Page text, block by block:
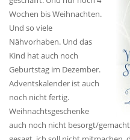
Wochen bis Weihnachten.
Und so viele
Nähvorhaben. Und das
Kind hat auch noch
Geburtstag im Dezember.
Adventskalender ist auch
noch nicht fertig.
Weihnachtsgeschenke
auch noch nicht besorgt/